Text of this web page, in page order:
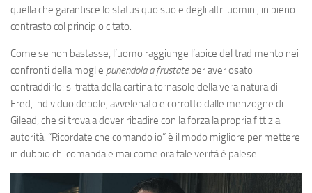
quella che garantisce lo status quo suo e degli altri uomini, in pieno
contrasto col principio citato.
Come se non bastasse, l’uomo raggiunge l’apice del tradimento nei
confronti della moglie punendola a frustateper aver osato
contraddirlo: si tratta della cartina tornasole della vera natura di
Fred, individuo debole, avvelenato e corrotto dalle menzogne di
Gilead, che si trova a dover ribadire con la forza la propria fittizia
autorità. “Ricordate che comando io” è il modo migliore per mettere
in dubbio chi comanda e mai come ora tale verità è palese.